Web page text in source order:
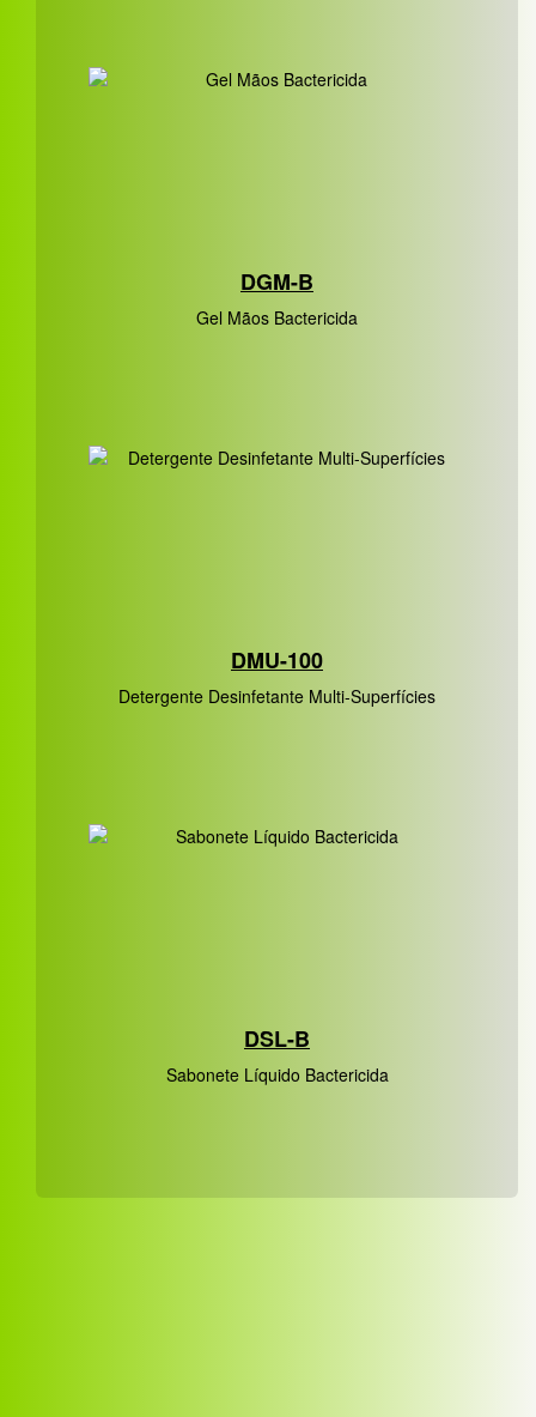
DGM-B
Gel Mãos Bactericida
DMU-100
Detergente Desinfetante Multi-Superfícies
DSL-B
Sabonete Líquido Bactericida